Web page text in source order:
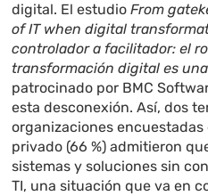
digital. El estudioFrom
of IT when digital
controlador a facilitador: el
transformación digital es
patrocinado por BMC
esta desconexión. Así, dos
organizaciones
privado (66 %) admitieron
sistemas y soluciones sin
TI, una situación que va en